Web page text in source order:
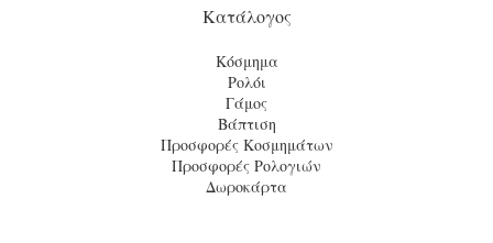
Κατάλογος
Κόσμημα
Ρολόι
Γάμος
Βάπτιση
Προσφορές Κοσμημάτων
Προσφορές Ρολογιών
Δωροκάρτα